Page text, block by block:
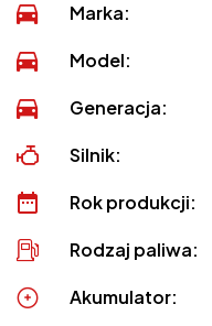
Marka:
Model:
Generacja:
Silnik:
Rok produkcji:
Rodzaj paliwa:
Akumulator: